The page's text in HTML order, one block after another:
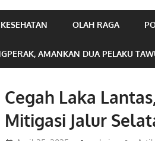
KESEHATAN OLAH RAGA
AMANKAN DUA PELAKU
Cegah Laka
Mitigasi Jalur